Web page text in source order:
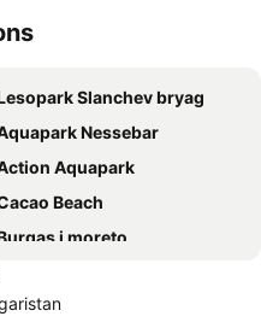
Slanchev bryag
Nessebar
Aquapark
Beach
i moreto
Harmanite